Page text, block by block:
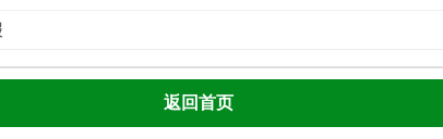
返回首页